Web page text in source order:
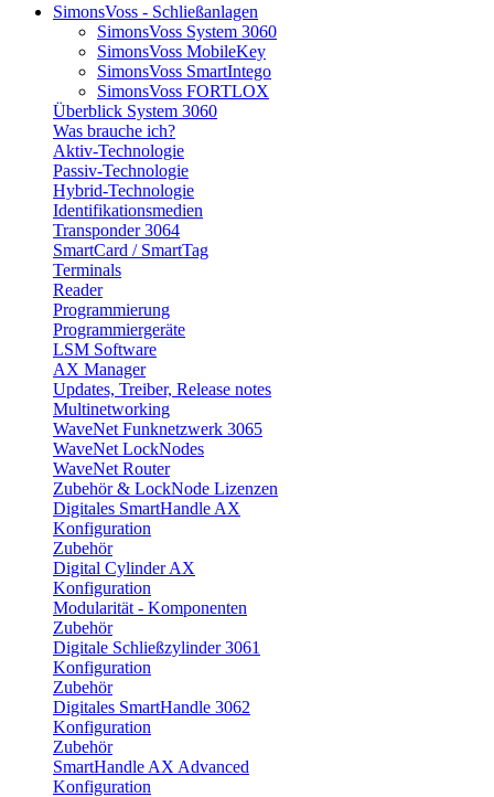
SimonsVoss - Schließanlagen
SimonsVoss System 3060
SimonsVoss MobileKey
SimonsVoss SmartIntego
SimonsVoss FORTLOX
Überblick System 3060
Was brauche ich?
Aktiv-Technologie
Passiv-Technologie
Hybrid-Technologie
Identifikationsmedien
Transponder 3064
SmartCard / SmartTag
Terminals
Reader
Programmierung
Programmiergeräte
LSM Software
AX Manager
Updates, Treiber, Release notes
Multinetworking
WaveNet Funknetzwerk 3065
WaveNet LockNodes
WaveNet Router
Zubehör & LockNode Lizenzen
Digitales SmartHandle AX
Konfiguration
Zubehör
Digital Cylinder AX
Konfiguration
Modularität - Komponenten
Zubehör
Digitale Schließzylinder 3061
Konfiguration
Zubehör
Digitales SmartHandle 3062
Konfiguration
Zubehör
SmartHandle AX Advanced
Konfiguration